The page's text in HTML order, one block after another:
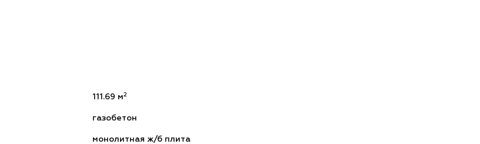
111.69 м2
газобетон
монолитная ж/б плита